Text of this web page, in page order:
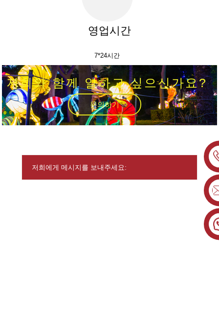
영업시간
7*24시간
저희와 함께 일하고 싶으신가요?
문의하기
저희에게 메시지를 보내주세요: